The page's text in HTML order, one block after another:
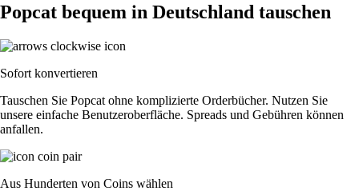
Popcat bequem in Deutschland tauschen
Sofort konvertieren
Tauschen Sie Popcat ohne komplizierte Orderbücher. Nutzen Sie
unsere einfache Benutzeroberfläche. Spreads und Gebühren können
anfallen.
Aus Hunderten von Coins wählen